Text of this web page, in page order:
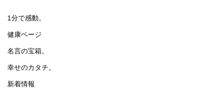
1分で感動。
健康ページ
名言の宝箱。
幸せのカタチ。
新着情報